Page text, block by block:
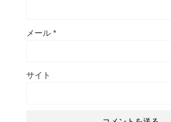
メール *
サイト